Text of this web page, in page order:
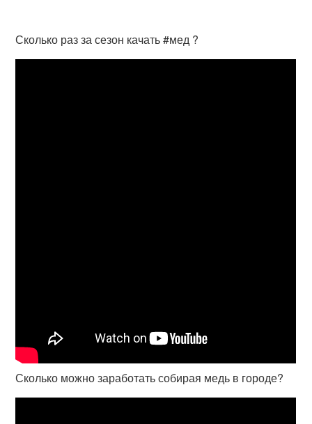
Сколько раз за сезон качать #мед ?
Сколько можно заработать собирая медь в городе?